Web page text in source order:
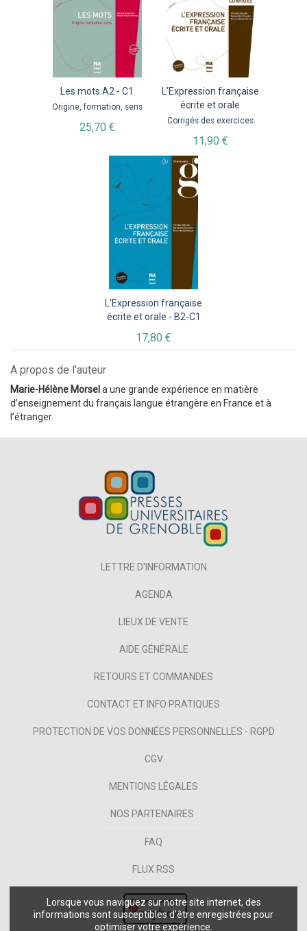
Lorsque vous naviguez sur notre site internet, des
informations sont susceptibles d'être enregistrées pour
optimiser votre expérience.
Les mots A2 - C1
Origine, formation, sens
25,70 €
L'Expression française
écrite et orale
Corrigés des exercices
11,90 €
L'Expression française
écrite et orale - B2-C1
17,80 €
A propos de l'auteur
Marie-Hélène Morsel a une grande expérience en matière
d’enseignement du français langue étrangère en France et à
l’étranger.
LETTRE D'INFORMATION
AGENDA
LIEUX DE VENTE
AIDE GÉNÉRALE
RETOURS ET COMMANDES
CONTACT ET INFO PRATIQUES
PROTECTION DE VOS DONNÉES PERSONNELLES - RGPD
CGV
MENTIONS LÉGALES
NOS PARTENAIRES
FAQ
FLUX RSS